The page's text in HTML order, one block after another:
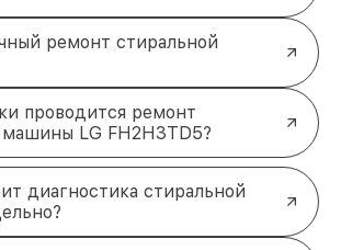
ремонт стиральной
проводится ремонт
LG FH2H3TD5?
диагностика стиральной